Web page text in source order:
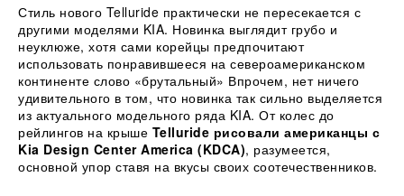
Стиль нового Telluride практически не пересекается с
другими моделями KIA. Новинка выглядит грубо и
неуклюже, хотя сами корейцы предпочитают
использовать понравившееся на североамериканском
континенте слово «брутальный» Впрочем, нет ничего
удивительного в том, что новинка так сильно выделяется
из актуального модельного ряда KIA. От колес до
рейлингов на крыше Telluride рисовали американцы с
Kia Design Center America (KDCA), разумеется,
основной упор ставя на вкусы своих соотечественников.